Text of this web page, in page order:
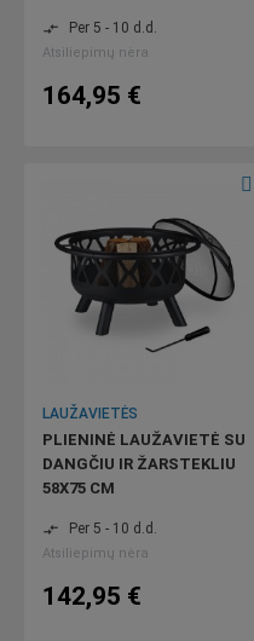
compare_arrows Per 5 - 10 d.d.
Atsiliepimų nėra
164,95 €
LAUŽAVIETĖS
PLIENINĖ LAUŽAVIETĖ SU
DANGČIU IR ŽARSTEKLIU
58X75 CM
compare_arrows Per 5 - 10 d.d.
Atsiliepimų nėra
142,95 €